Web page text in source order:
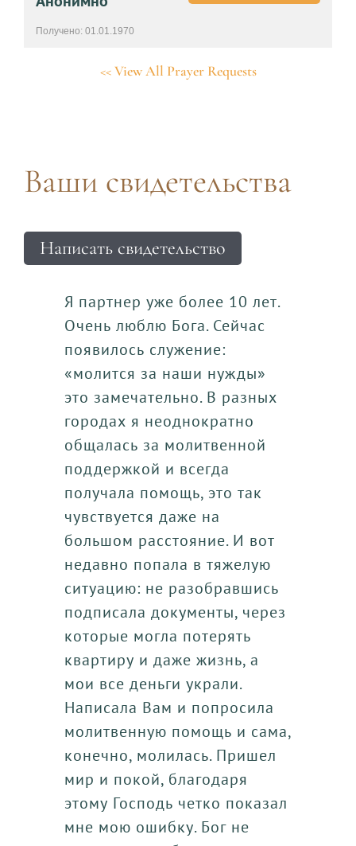
Получено: 01.01.1970
<< View All Prayer Requests
Ваши свидетельства
Написать свидетельство
Я партнер уже более 10 лет.
Очень люблю Бога. Сейчас
появилось служение:
«молится за наши нужды»
это замечательно. В разных
городах я неоднократно
общалась за молитвенной
поддержкой и всегда
получала помощь, это так
чувствуется даже на
большом расстояние. И вот
недавно попала в тяжелую
ситуацию: не разобравшись
подписала документы, через
которые могла потерять
квартиру и даже жизнь, а
мои все деньги украли.
Написала Вам и попросила
молитвенную помощь и сама,
конечно, молилась. Пришел
мир и покой, благодаря
этому Господь четко показал
мне мою ошибку. Бог не